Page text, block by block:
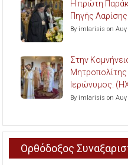
Η πρώτη
Πηγής Λαρίσης.
By imlarisis on Αυγ
Στην
Μητροπολίτης
Ιερώνυμος.
By imlarisis on Αυγ
Ορθόδοξος